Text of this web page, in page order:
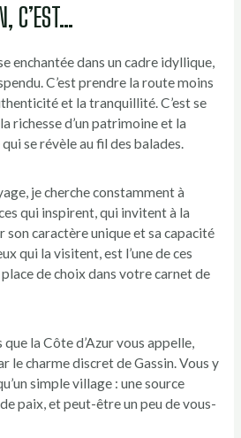
C’EST…
enchantée dans un cadre idyllique,
C’est prendre la route moins
et la tranquillité. C’est se
richesse d’un patrimoine et la
se révèle au fil des balades.
je cherche constamment à
qui inspirent, qui invitent à la
son caractère unique et sa capacité
qui la visitent, est l’une de ces
de choix dans votre carnet de
la Côte d’Azur vous appelle,
le charme discret de Gassin. Vous y
simple village : une source
paix, et peut-être un peu de vous-